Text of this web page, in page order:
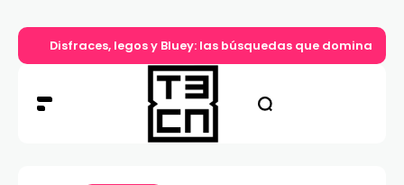
Disfraces, legos y Bluey: las búsquedas que dominan el